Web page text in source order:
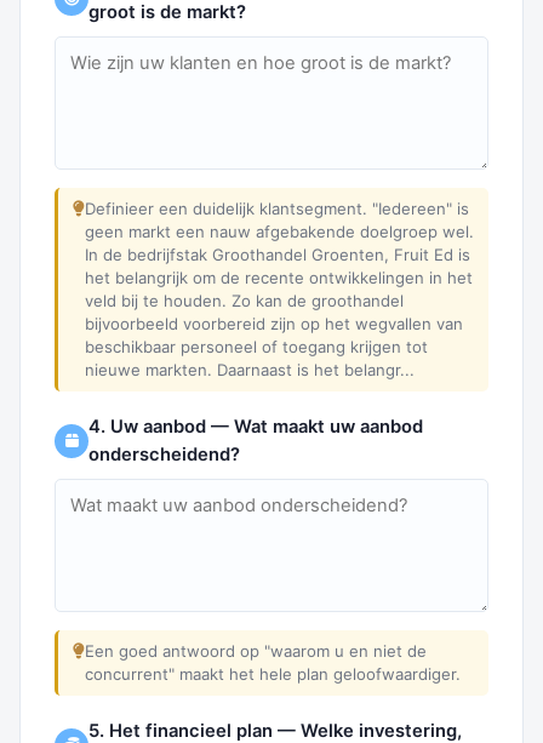
groot is de markt?
Definieer een duidelijk klantsegment. "Iedereen" is
geen markt een nauw afgebakende doelgroep wel.
In de bedrijfstak Groothandel Groenten, Fruit Ed is
het belangrijk om de recente ontwikkelingen in het
veld bij te houden. Zo kan de groothandel
bijvoorbeeld voorbereid zijn op het wegvallen van
beschikbaar personeel of toegang krijgen tot
nieuwe markten. Daarnaast is het belangr...
4. Uw aanbod — Wat maakt uw aanbod
onderscheidend?
Een goed antwoord op "waarom u en niet de
concurrent" maakt het hele plan geloofwaardiger.
5. Het financieel plan — Welke investering,